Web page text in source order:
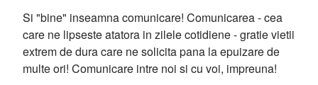
Si "bine" inseamna comunicare! Comunicarea - cea
care ne lipseste atatora in zilele cotidiene - gratie vietii
extrem de dura care ne solicita pana la epuizare de
multe ori! Comunicare intre noi si cu voi, impreuna!